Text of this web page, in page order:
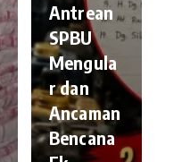
Antrean
SPBU
Mengula
r dan
Ancaman
Bencana